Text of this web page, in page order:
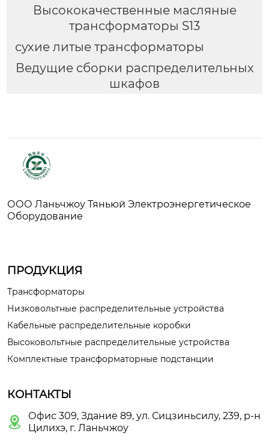
Высококачественные масляные
трансформаторы S13
сухие литые трансформаторы
Ведущие сборки распределительных
шкафов
ООО Ланьчжоу Тяньюй Электроэнергетическое
Оборудование
ПРОДУКЦИЯ
Трансформаторы
Низковольтные распределительные устройства
Кабельные распределительные коробки
Высоковольтные распределительные устройства
Комплектные трансформаторные подстанции
КОНТАКТЫ

Офис 309, Здание 89, ул. Сицзиньсилу, 239, р-н
Цилихэ, г. Ланьчжоу